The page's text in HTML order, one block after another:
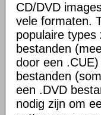
CD/DVD
vele formaten.
populaire types
bestanden
door een
bestanden
een .DVD
nodig zijn om